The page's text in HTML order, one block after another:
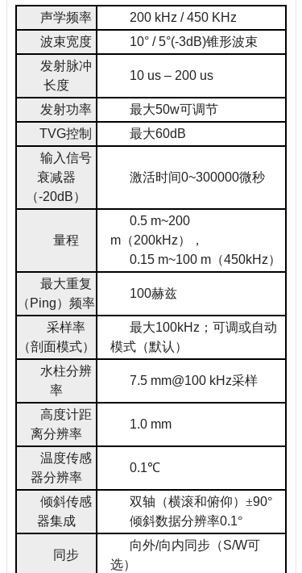
声学频率
200 kHz / 450 KHz
波束宽度
10° / 5°(-3dB)锥形波束
发射脉冲
长度
10 us – 200 us
发射功率 最大50w可调节
TVG控制 最大60d B
输入信号
衰减器
（-20dB）
激活时间0~300000微秒
量程
0.5 m~200
m（200kHz），
0.15 m~100 m（450kHz）
最大重复
（ Ping）频率
100赫兹
采样率
（剖面模式）
最大100kHz ；可调或自动
模式（默认）
水柱分辨
率
7.5 mm@100 kHz采样
高度计距
离分辨率
1.0 mm
温度传感
器分辨率
0.1℃
倾斜传感
器集成
双轴（横滚和俯仰） ±90°
倾斜数据分辨率0.1°
同步
向外/向内同步（S/W可
选）